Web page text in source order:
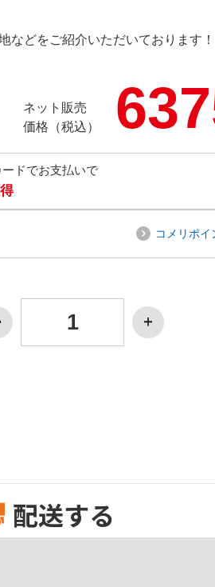
などをご紹介いただいております！
ネット販売
価格（税込）
ドでお支払いで
コメリポイ
配送する